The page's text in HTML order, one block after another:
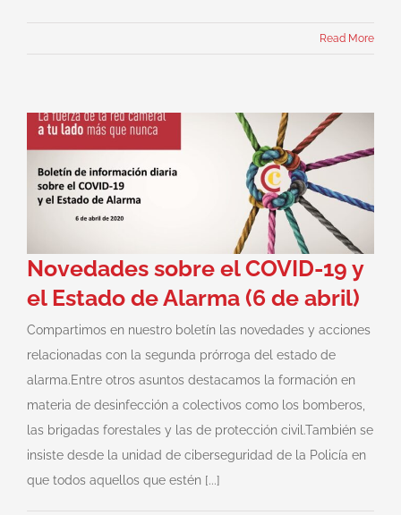
Read More
Novedades sobre el COVID-19 y
el Estado de Alarma (6 de abril)
Compartimos en nuestro boletín las novedades y acciones
relacionadas con la segunda prórroga del estado de
alarma.Entre otros asuntos destacamos la formación en
materia de desinfección a colectivos como los bomberos,
las brigadas forestales y las de protección civil.También se
insiste desde la unidad de ciberseguridad de la Policía en
que todos aquellos que estén [...]